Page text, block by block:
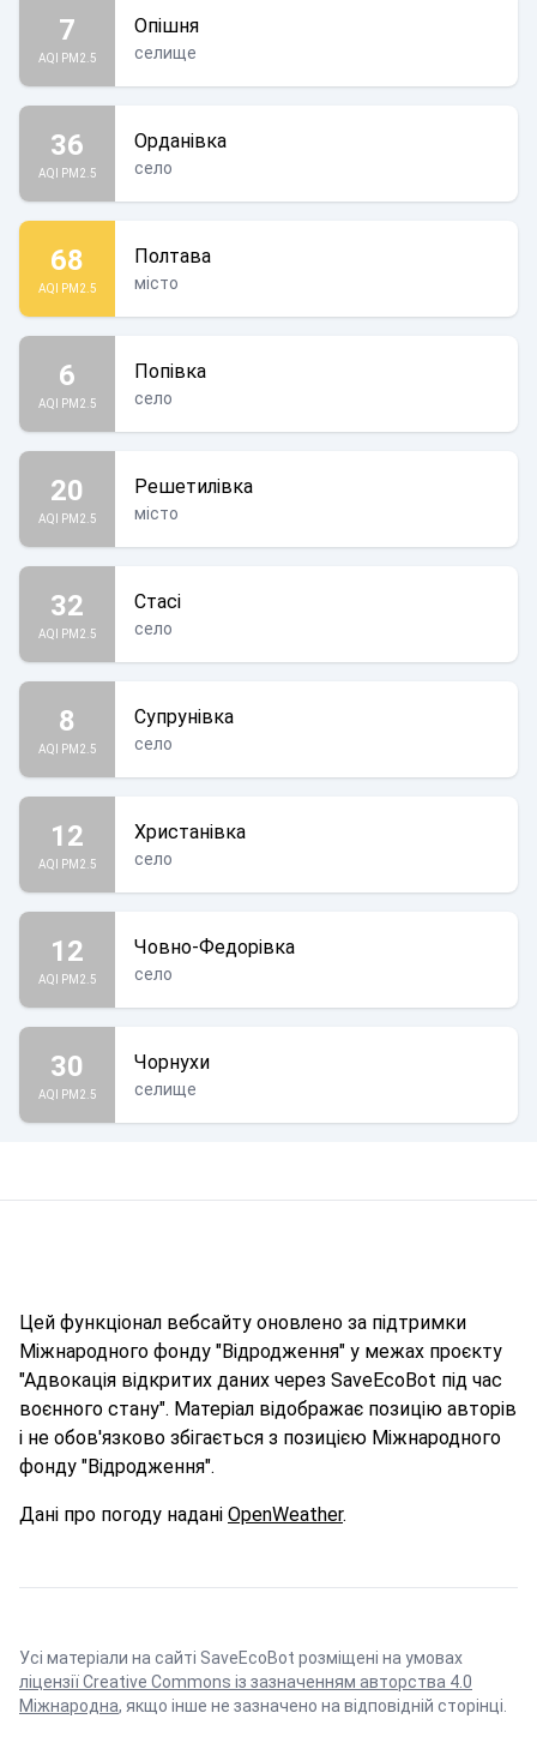
7
AQI PM2.5
Опішня
селище
36
AQI PM2.5
Орданівка
село
68
AQI PM2.5
Полтава
місто
6
AQI PM2.5
Попівка
село
20
AQI PM2.5
Решетилівка
місто
32
AQI PM2.5
Стасі
село
8
AQI PM2.5
Супрунівка
село
12
AQI PM2.5
Христанівка
село
12
AQI PM2.5
Човно-Федорівка
село
30
AQI PM2.5
Чорнухи
селище
Цей функціонал вебсайту оновлено за підтримки
Міжнародного фонду "Відродження" у межах проєкту
"Адвокація відкритих даних через SaveEcoBot під час
воєнного стану". Матеріал відображає позицію авторів
і не обов'язково збігається з позицією Міжнародного
фонду "Відродження".
Дані про погоду надані OpenWeather.
Усі матеріали на сайті SaveEcoBot розміщені на умовах
ліцензії Creative Commons із зазначенням авторства 4.0
Міжнародна, якщо інше не зазначено на відповідній сторінці.